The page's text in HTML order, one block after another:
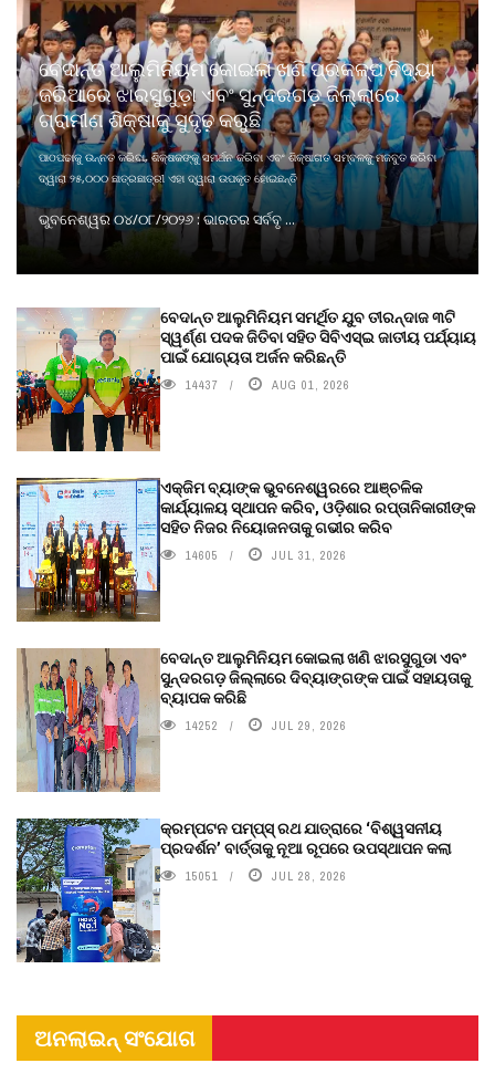
ବେଦାନ୍ତ ଆଲୁମିନିୟମ କୋଇଲା ଖଣି ପ୍ରକଳ୍ପ ବିଦ୍ୟା
ଜରିଆରେ ଝାରସୁଗୁଡ଼ା ଏବଂ ସୁନ୍ଦରଗଡ଼ ଜିଲ୍ଲାରେ
ଗ୍ରାମୀଣ ଶିକ୍ଷାକୁ ସୁଦୃଢ଼ କରୁଛି
ପାଠପଢାକୁ ଉନ୍ନତ କରିବା, ଶିକ୍ଷକଙ୍କୁ ସମର୍ଥନ କରିବା ଏବଂ ଶିକ୍ଷାଗତ ସମ୍ବଳକୁ ମଜବୁତ କରିବା
ଦ୍ୱାରା ୨୫,୦୦୦ ଛାତ୍ରଛାତ୍ରୀ ଏହା ଦ୍ୱାରା ଉପକୃତ ହୋଇଛନ୍ତି
ଭୁବନେଶ୍ୱର ୦୪/୦୮/୨୦୨୬ : ଭାରତର ସର୍ବବୃ ...
ବେଦାନ୍ତ ଆଲୁମିନିୟମ ସମର୍ଥିତ ଯୁବ ତୀରନ୍ଦାଜ ୩ଟି
ସ୍ୱର୍ଣ୍ଣ ପଦକ ଜିତିବା ସହିତ ସିବିଏସ୍ଇ ଜାତୀୟ ପର୍ଯ୍ୟାୟ
ପାଇଁ ଯୋଗ୍ୟତା ଅର୍ଜନ କରିଛନ୍ତି
14437 AUG 01, 2026
ଏକ୍ଜିମ ବ୍ୟାଙ୍କ ଭୁବନେଶ୍ୱରରେ ଆଞ୍ଚଳିକ
କାର୍ଯ୍ୟାଳୟ ସ୍ଥାପନ କରିବ, ଓଡ଼ିଶାର ରପ୍ତାନିକାରୀଙ୍କ
ସହିତ ନିଜର ନିୟୋଜନତାକୁ ଗଭୀର କରିବ
14605 JUL 31, 2026
ବେଦାନ୍ତ ଆଲୁମିନିୟମ କୋଇଲା ଖଣି ଝାରସୁଗୁଡା ଏବଂ
ସୁନ୍ଦରଗଡ଼ ଜିଲ୍ଲାରେ ଦିବ୍ୟାଙ୍ଗଙ୍କ ପାଇଁ ସହାୟତାକୁ
ବ୍ୟାପକ କରିଛି
14252 JUL 29, 2026
କ୍ରମ୍ପଟନ ପମ୍ପ୍‌ସ୍‌ ରଥ ଯାତ୍ରାରେ ‘ବିଶ୍ୱସନୀୟ
ପ୍ରଦର୍ଶନ’ ବାର୍ତ୍ତାକୁ ନୂଆ ରୂପରେ ଉପସ୍ଥାପନ କଲା
15051 JUL 28, 2026
ଅନଲାଇନ୍ ସଂଯୋଗ